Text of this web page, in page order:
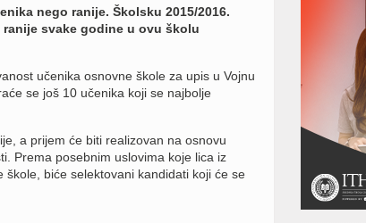
nego ranije. Školsku 2015/2016.
svake godine u ovu školu
učenika osnovne škole za upis u Vojnu
se još 10 učenika koji se najbolje
a prijem će biti realizovan na osnovu
Prema posebnim uslovima koje lica iz
biće selektovani kandidati koji će se